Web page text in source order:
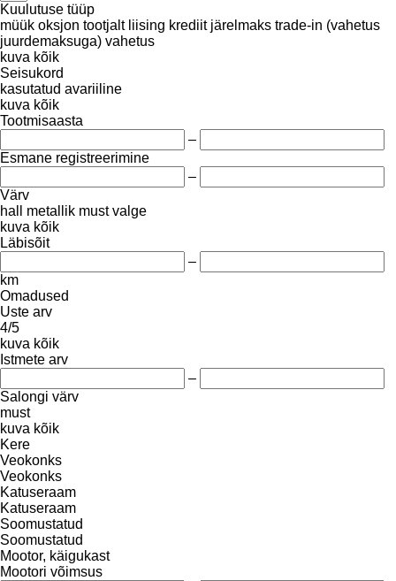
Kuulutuse tüüp
müük oksjon tootjalt liising krediit järelmaks trade-in (vahetus
juurdemaksuga) vahetus
kuva kõik
Seisukord
kasutatud avariiline
kuva kõik
Tootmisaasta
–
Esmane registreerimine
–
Värv
hall
metallik must valge
kuva kõik
Läbisõit
–
km
Omadused
Uste arv
4/5
kuva kõik
Istmete arv
–
Salongi värv
must
kuva kõik
Kere
Veokonks
Veokonks
Katuseraam
Katuseraam
Soomustatud
Soomustatud
Mootor, käigukast
Mootori võimsus